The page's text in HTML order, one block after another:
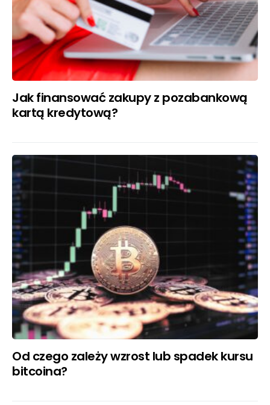
Jak finansować zakupy z pozabankową
kartą kredytową?
Od czego zależy wzrost lub spadek kursu
bitcoina?